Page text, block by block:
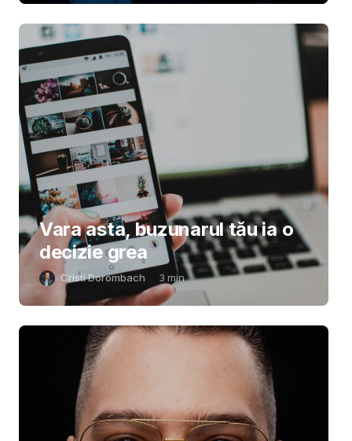
Vara asta, buzunarul tău ia o
decizie grea
Cristi Dorombach 3 min